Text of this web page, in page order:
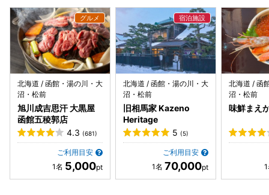
ました。 お腹に余裕がなくウニグラタンを頼めなかったのが
悔やまれるところですが、また再訪して、今度こそウニグラ
タンを頂こうと思います。
北海道 / 函館・湯の川・大
沼・松前
旭川成吉思汗 大黒屋
函館五稜郭店
4.3 (681)
ご利用目安
5,000
北海道 / 函館・湯の川・大
沼・松前
旧相馬家 Kazeno
Heritage
5 (5)
ご利用目安
70,000
北海道 / 函
沼・松前
味鮮まえ